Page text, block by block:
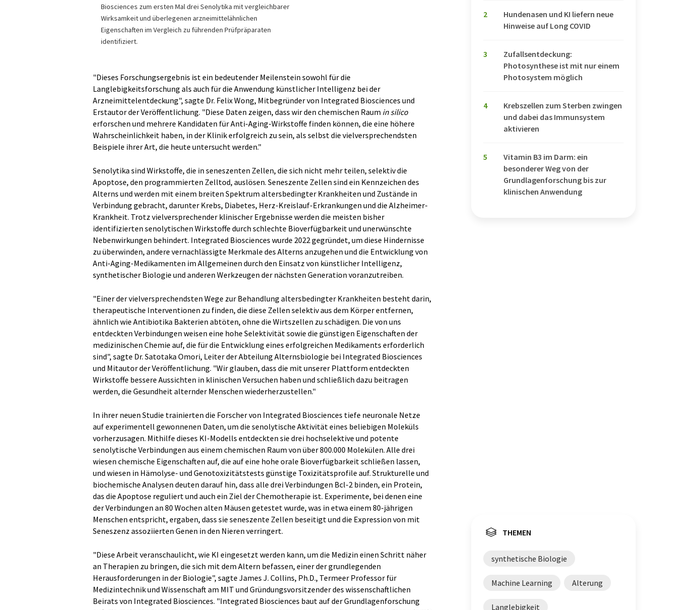
Biosciences zum ersten Mal drei Senolytika mit vergleichbarer
Wirksamkeit und überlegenen arzneimittelähnlichen
Eigenschaften im Vergleich zu führenden Prüfpräparaten
identifiziert.
"Dieses Forschungsergebnis ist ein bedeutender Meilenstein sowohl für die
Langlebigkeitsforschung als auch für die Anwendung künstlicher Intelligenz bei der
Arzneimittelentdeckung", sagte Dr. Felix Wong, Mitbegründer von Integrated Biosciences und
Erstautor der Veröffentlichung. "Diese Daten zeigen, dass wir den chemischen Raum in silico
erforschen und mehrere Kandidaten für Anti-Aging-Wirkstoffe finden können, die eine höhere
Wahrscheinlichkeit haben, in der Klinik erfolgreich zu sein, als selbst die vielversprechendsten
Beispiele ihrer Art, die heute untersucht werden."
Senolytika sind Wirkstoffe, die in seneszenten Zellen, die sich nicht mehr teilen, selektiv die
Apoptose, den programmierten Zelltod, auslösen. Seneszente Zellen sind ein Kennzeichen des
Alterns und werden mit einem breiten Spektrum altersbedingter Krankheiten und Zustände in
Verbindung gebracht, darunter Krebs, Diabetes, Herz-Kreislauf-Erkrankungen und die Alzheimer-
Krankheit. Trotz vielversprechender klinischer Ergebnisse werden die meisten bisher
identifizierten senolytischen Wirkstoffe durch schlechte Bioverfügbarkeit und unerwünschte
Nebenwirkungen behindert. Integrated Biosciences wurde 2022 gegründet, um diese Hindernisse
zu überwinden, andere vernachlässigte Merkmale des Alterns anzugehen und die Entwicklung von
Anti-Aging-Medikamenten im Allgemeinen durch den Einsatz von künstlicher Intelligenz,
synthetischer Biologie und anderen Werkzeugen der nächsten Generation voranzutreiben.
"Einer der vielversprechendsten Wege zur Behandlung altersbedingter Krankheiten besteht darin,
therapeutische Interventionen zu finden, die diese Zellen selektiv aus dem Körper entfernen,
ähnlich wie Antibiotika Bakterien abtöten, ohne die Wirtszellen zu schädigen. Die von uns
entdeckten Verbindungen weisen eine hohe Selektivität sowie die günstigen Eigenschaften der
medizinischen Chemie auf, die für die Entwicklung eines erfolgreichen Medikaments erforderlich
sind", sagte Dr. Satotaka Omori, Leiter der Abteilung Alternsbiologie bei Integrated Biosciences
und Mitautor der Veröffentlichung. "Wir glauben, dass die mit unserer Plattform entdeckten
Wirkstoffe bessere Aussichten in klinischen Versuchen haben und schließlich dazu beitragen
werden, die Gesundheit alternder Menschen wiederherzustellen."
In ihrer neuen Studie trainierten die Forscher von Integrated Biosciences tiefe neuronale Netze
auf experimentell gewonnenen Daten, um die senolytische Aktivität eines beliebigen Moleküls
vorherzusagen. Mithilfe dieses KI-Modells entdeckten sie drei hochselektive und potente
senolytische Verbindungen aus einem chemischen Raum von über 800.000 Molekülen. Alle drei
wiesen chemische Eigenschaften auf, die auf eine hohe orale Bioverfügbarkeit schließen lassen,
und wiesen in Hämolyse- und Genotoxizitätstests günstige Toxizitätsprofile auf. Strukturelle und
biochemische Analysen deuten darauf hin, dass alle drei Verbindungen Bcl-2 binden, ein Protein,
das die Apoptose reguliert und auch ein Ziel der Chemotherapie ist. Experimente, bei denen eine
der Verbindungen an 80 Wochen alten Mäusen getestet wurde, was in etwa einem 80-jährigen
Menschen entspricht, ergaben, dass sie seneszente Zellen beseitigt und die Expression von mit
Seneszenz assoziierten Genen in den Nieren verringert.
"Diese Arbeit veranschaulicht, wie KI eingesetzt werden kann, um die Medizin einen Schritt näher
an Therapien zu bringen, die sich mit dem Altern befassen, einer der grundlegenden
Herausforderungen in der Biologie", sagte James J. Collins, Ph.D., Termeer Professor für
Medizintechnik und Wissenschaft am MIT und Gründungsvorsitzender des wissenschaftlichen
Beirats von Integrated Biosciences. "Integrated Biosciences baut auf der Grundlagenforschung
2
Hundenasen und KI liefern neue
Hinweise auf Long COVID
3
Zufallsentdeckung:
Photosynthese ist mit nur einem
Photosystem möglich
4
Krebszellen zum Sterben zwingen
und dabei das Immunsystem
aktivieren
5
Vitamin B3 im Darm: ein
besonderer Weg von der
Grundlagenforschung bis zur
klinischen Anwendung
THEMEN
synthetische Biologie
Machine Learning Alterung
Langlebigkeit